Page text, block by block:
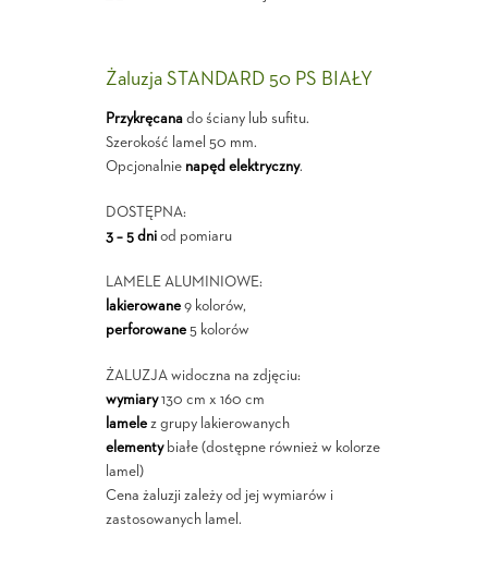
Żaluzja STANDARD 50 PS BIAŁY
Przykręcanado ściany lub sufitu.
Szerokość lamel 50 mm.
Opcjonalnie napęd elektryczny.
DOSTĘPNA:
3 – 5 dniod pomiaru
LAMELE ALUMINIOWE:
lakierowane9 kolorów,
perforowane5 kolorów
ŻALUZJA widoczna na zdjęciu:
wymiary130 cm x 160 cm
lamelez grupy lakierowanych
elementybiałe (dostępne również w kolorze
lamel)
Cena żaluzji zależy od jej wymiarów i
zastosowanych lamel.